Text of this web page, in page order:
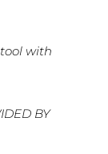
with
BY